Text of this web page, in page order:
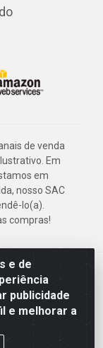
e de
publicidade
e melhorar a
de venda
Em
em
nosso SAC
lo(a).
compras!
de Morais, 2471 -
24.150.377/0003-